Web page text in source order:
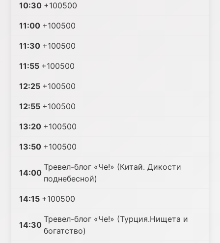
10:30 +100500
11:00 +100500
11:30 +100500
11:55 +100500
12:25 +100500
12:55 +100500
13:20 +100500
13:50 +100500
14:00
Тревел-блог «Че!» (Китай. Дикости
поднебесной)
14:15 +100500
14:30
Тревел-блог «Че!» (Турция.Нищета и
богатство)